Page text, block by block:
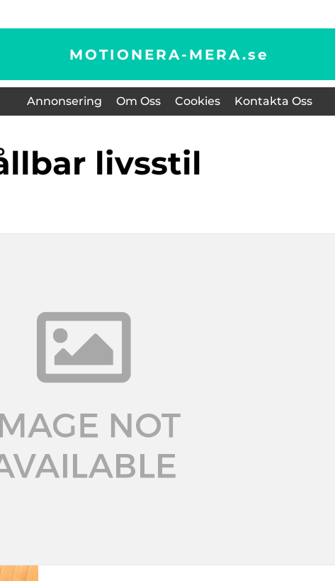
MOTIONERA-MERA.se
Annonsering Om Oss Cookies Kontakta Oss
livsstil